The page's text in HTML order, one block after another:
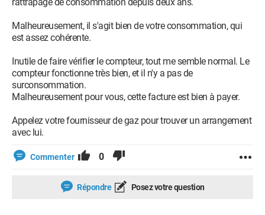
Malheureusement, il s'agit bien de votre consommation, qui
est assez cohérente.
Inutile de faire vérifier le compteur, tout me semble normal. Le
compteur fonctionne très bien, et il n'y a pas de
surconsommation.
Malheureusement pour vous, cette facture est bien à payer.
Appelez votre fournisseur de gaz pour trouver un arrangement
avec lui.
Commenter 0
Répondre Posez votre question